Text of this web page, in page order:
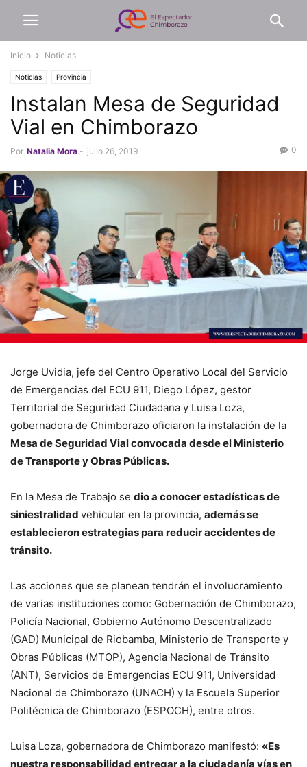
Inicio Noticias
Noticias Provincia
Instalan Mesa de Seguridad
Vial en Chimborazo
Por Natalia Mora - julio 26, 2019 0
Jorge Uvidia, jefe del Centro Operativo Local del Servicio
de Emergencias del ECU 911, Diego López, gestor
Territorial de Seguridad Ciudadana y Luisa Loza,
gobernadora de Chimborazo oficiaron la instalación de la
Mesa de Seguridad Vial convocada desde el Ministerio
de Transporte y Obras Públicas.
En la Mesa de Trabajo se dio a conocer estadísticas de
siniestralidad vehicular en la provincia, además se
establecieron estrategias para reducir accidentes de
tránsito.
Las acciones que se planean tendrán el involucramiento
de varias instituciones como: Gobernación de Chimborazo,
Policía Nacional, Gobierno Autónomo Descentralizado
(GAD) Municipal de Riobamba, Ministerio de Transporte y
Obras Públicas (MTOP), Agencia Nacional de Tránsito
(ANT), Servicios de Emergencias ECU 911, Universidad
Nacional de Chimborazo (UNACH) y la Escuela Superior
Politécnica de Chimborazo (ESPOCH), entre otros.
Luisa Loza, gobernadora de Chimborazo manifestó: «Es
nuestra responsabilidad entregar a la ciudadanía vías en